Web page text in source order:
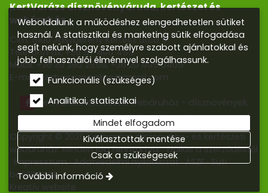
KertVarázs dísznövényáruda, kertészet és
webáruház
Cím: 5100 Jászberény Kertész utca 5.
Telefon/Fax: +36 57 400 455
Mobil:+36 30 390 2856,+36 20 405 0405
E-mail:kertvarazs.online@gmail.com
Kertvarázs Kertészeti webáruház - dísznövények,
kerti tó, öntözőrendszerek
Copyright © 2026 Kertvarázs dísznövény- és kertészeti
webáruház. Minden jog fenntartva. Elállás a szerződéstől
Impresszum Adatvédelmi nyilatkozat ÁSZF Süti
beállítások
Kreatív website
Weboldalunk a működéshez elengedhetetlen sütiket
használ. A statisztikai és marketing sütik elfogadása
segít nekünk, hogy személyre szabott ajánlatokkal és
jobb felhasználói élménnyel szolgálhassunk.
Funkcionális (szükséges)
Analitikai, statisztikai
Mindet elfogadom
Kiválasztottak mentése
Csak a szükségesek
További információ